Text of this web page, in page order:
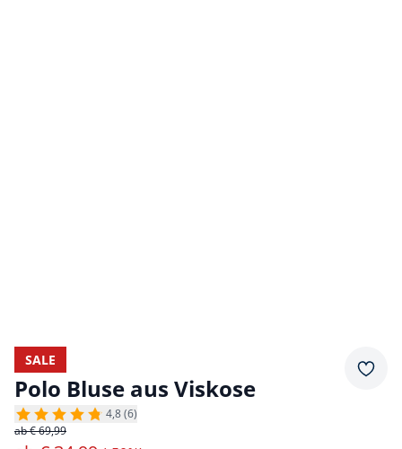
SALE
Polo Bluse aus Viskose
4,8 (6)
ab € 69,99